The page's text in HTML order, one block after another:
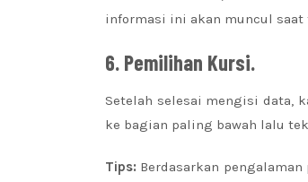
informasi ini akan muncul
6. Pemilihan Kursi.
Setelah selesai mengisi data,
ke bagian paling bawah lalu
Tips: Berdasarkan